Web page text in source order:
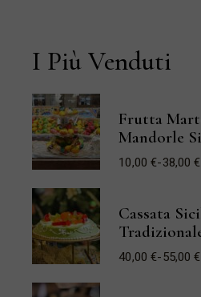
I Più Venduti
Frutta
Mandorle
10,00€-38,00€
Fascia
10,00 €
a
38,00 €
Cassata
40,00€-55,00€
Fascia